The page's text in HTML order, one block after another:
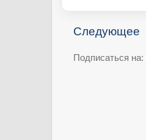
Следующее
Подписаться на: